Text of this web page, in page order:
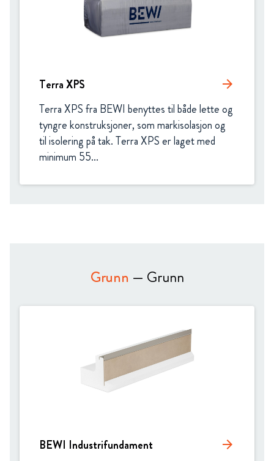
Terra XPS arrow_forward
Terra XPS fra BEWI benyttes til både lette og
tyngre konstruksjoner, som markisolasjon og
til isolering på tak. Terra XPS er laget med
minimum 55...
Grunn — Grunn
BEWI Industrifundament arrow_forward